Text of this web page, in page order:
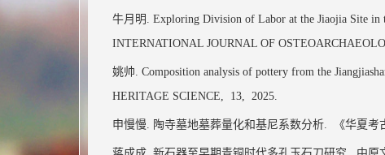
牛月明. Exploring Division of Labor at the Jiaojia Site in
INTERNATIONAL JOURNAL OF
姚帅. Composition analysis of pottery from the
HERITAGE SCIENCE,
13, 2025.
申慢慢. 陶寺墓地墓葬量化和基尼系数分析. 《华夏考